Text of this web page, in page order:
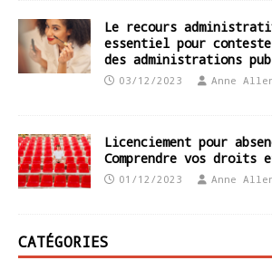
Le recours
essentiel pour
des administrations
03/12/2023 Anne
Licenciement pour
Comprendre vos droits
01/12/2023 Anne
CATÉGORIES